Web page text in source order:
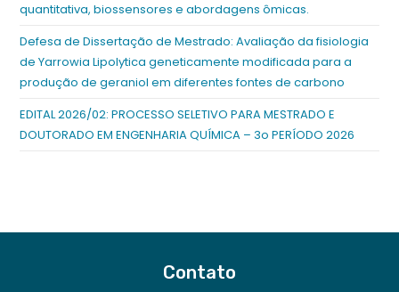
quantitativa, biossensores e abordagens ômicas.
Defesa de Dissertação de Mestrado: Avaliação da fisiologia
de Yarrowia Lipolytica geneticamente modificada para a
produção de geraniol em diferentes fontes de carbono
EDITAL 2026/02: PROCESSO SELETIVO PARA MESTRADO E
DOUTORADO EM ENGENHARIA QUÍMICA – 3o PERÍODO 2026
Contato